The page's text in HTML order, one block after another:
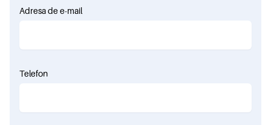
Adresa de e-mail
Telefon